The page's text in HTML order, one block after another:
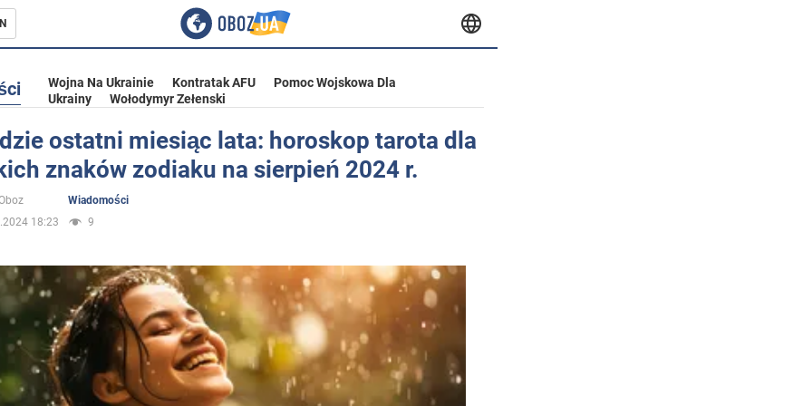
Ukrainie
Wojna Na Ukrainie Kontratak AFU
Pomoc Wojskowa Dla
Ukrainy
Wołodymyr Zełenski
ostatni miesiąc lata: horoskop tarota dla
znaków zodiaku na sierpień 2024 r.
Wiadomości
18:23
9